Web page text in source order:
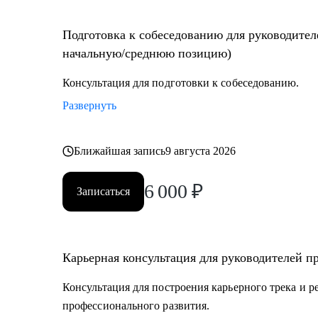
Подготовка к собеседованию для
начальную/среднюю позицию)
Консультация для подготовки к собеседованию.
Развернуть
Ближайшая запись9 августа 2026
Записаться 6 000 ₽
Карьерная консультация для руководителей
Консультация для построения карьерного трека и
профессионального развития.